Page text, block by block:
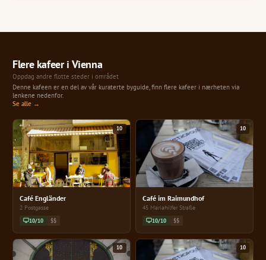
Flere kafeer i Vienna
Oppdag andre flotte steder i området
Denne kafeen er en del av vår kuraterte byguide, finn flere kafeer i nærheten via
lenkene nedenfor.
Se alle →
10
Café Engländer
2 Postgasse
10/10 $$
10
Café im Raimundhof
45 Mariahilfer Straße
10/10 $$
10 10